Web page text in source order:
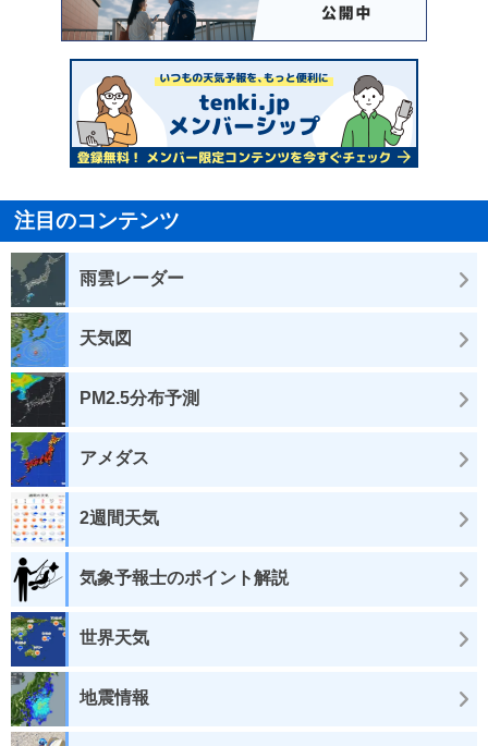
注目のコンテンツ
雨雲レーダー
天気図
PM2.5分布予測
アメダス
2週間天気
気象予報士のポイント解説
世界天気
地震情報